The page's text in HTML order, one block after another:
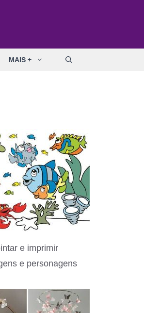
MAIS +
e imprimir
e personagens